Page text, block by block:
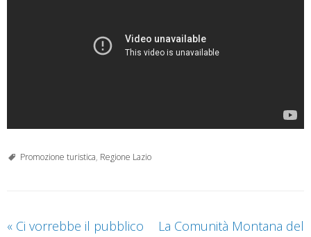
Promozione turistica, Regione Lazio
« Ci vorrebbe il pubblico La Comunità Montana del